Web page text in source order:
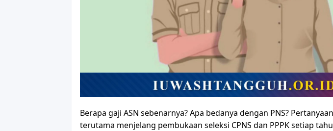
Berapa gaji ASN sebenarnya? Apa bedanya dengan PNS?
terutama menjelang pembukaan seleksi CPNS dan PPPK setiap